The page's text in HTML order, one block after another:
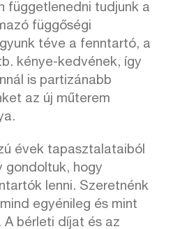
függetlenedni tudjunk a
függőségi
téve a fenntartó, a
kénye-kedvének, így
is partizánabb
az új műterem
évek tapasztalataiból
gondoltuk, hogy
lenni. Szeretnénk
egyénileg és mint
A bérleti díjat és az